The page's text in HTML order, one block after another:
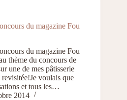
du magazine Fou
du magazine Fou
thème du concours de
une de mes pâtisserie
voulais que
et tous les…
2014